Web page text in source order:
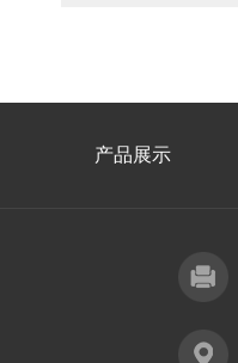
产品展示